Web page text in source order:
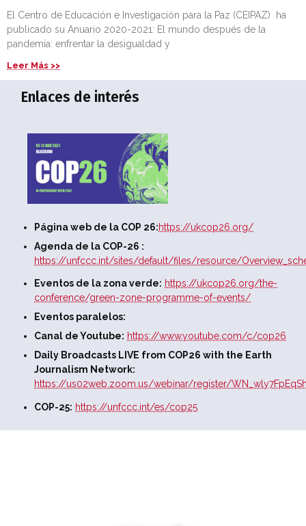
El Centro de Educación e Investigación para la Paz (CEIPAZ) ha
publicado su Anuario 2020-2021: El mundo después de la
pandemia: enfrentar la desigualdad y
Leer Más >>
Enlaces de interés
Página web de la COP 26:https://ukcop26.org/
Agenda de la COP-26 :
https://unfccc.int/sites/default/files/resource/
Eventos de la zona verde: https://ukcop26.org/the-
conference/green-zone-programme-of-events/
Eventos paralelos:
Canal de Youtube: https://www.youtube.com/c/cop26
Daily Broadcasts LIVE from COP26 with the Earth
Journalism Network:
https://us02web.zoom.us/webinar/register/
COP-25: https://unfccc.int/es/cop25